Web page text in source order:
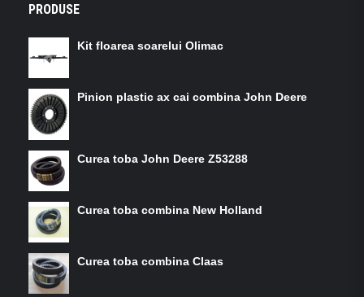
PRODUSE
Kit floarea soarelui Olimac
Pinion plastic ax cai combina John Deere
Curea toba John Deere Z53288
Curea toba combina New Holland
Curea toba combina Claas